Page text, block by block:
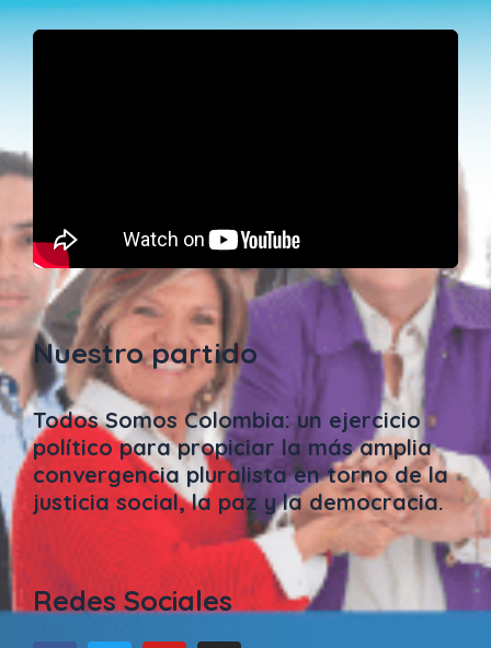
Nuestro partido
Todos Somos Colombia: un ejercicio
político para propiciar la más amplia
convergencia pluralista en torno de la
justicia social, la paz y la democracia.
Redes Sociales